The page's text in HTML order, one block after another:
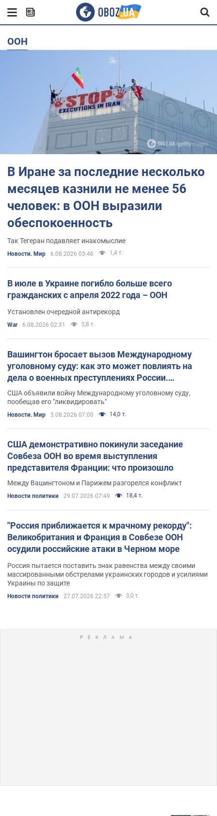
ООН
В Иране за последние несколько
месяцев казнили не менее 56
человек: в ООН выразили
обеспокоенность
Так Тегеран подавляет инакомыслие
Новости. Мир 6.08.2026 03:46 1,4 т.
В июле в Украине погибло больше всего
гражданских с апреля 2022 года – ООН
Установлен очередной антирекорд
War 6.08.2026 02:31 5,8 т.
Вашингтон бросает вызов Международному
уголовному суду: как это может повлиять на
дела о военных преступлениях России.
Интервью с Мережко
США объявили войну Международному уголовному суду,
пообещав его "ликвидировать"
Новости. Мир 5.08.2026 07:00 14,0 т.
США демонстративно покинули заседание
Совбеза ООН во время выступления
представителя Франции: что произошло
Между Вашингтоном и Парижем разгорелся конфликт
Новости политики 29.07.2026 07:49 18,4 т.
"Россия приближается к мрачному рекорду":
Великобритания и Франция в Совбезе ООН
осудили российские атаки в Черном море
Россия пытается поставить знак равенства между своими
массированными обстрелами украинских городов и усилиями
Украины по защите
Новости политики 27.07.2026 22:57 3,0 т.